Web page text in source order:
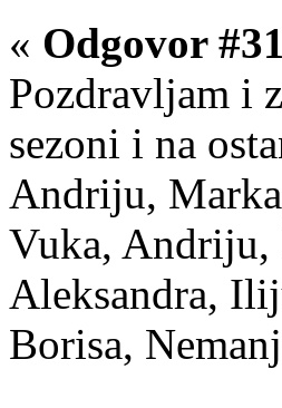
« Odgovor
Pozdravljam i
sezoni i na
Andriju,
Vuka, Andriju,
Aleksandra,
Borisa,